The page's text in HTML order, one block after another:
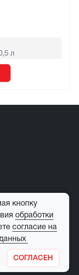
л
pizza.ru
кнопку
обработки
согласие на
СОГЛАСЕН